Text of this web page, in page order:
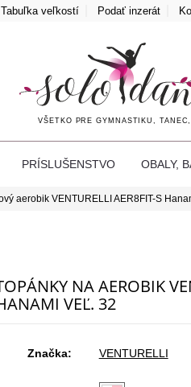
Tabuľka veľkostí Podať inzerát
VŠETKO PRE GYMNASTIKU,
PRÍSLUŠENSTVO OBALY,
aerobik VENTURELLI AER8FIT-S
NA AEROBIK
VEĽ. 32
Značka: VENTURELLI